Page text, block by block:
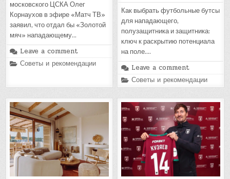
московского ЦСКА Олег
Корнаухов в эфире «Матч ТВ»
заявил, что отдал бы «Золотой
мяч» нападающему…
Leave a comment
Posted
Советы и рекомендации
Как выбрать футбольные бутсы
для нападающего,
полузащитника и защитника:
ключ к раскрытию потенциала
на поле….
Leave a comment
Posted
in
Советы и рекомендации